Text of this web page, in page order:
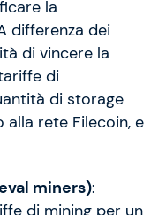
la
differenza dei
di vincere la
di
di storage
rete Filecoin, e
miners):
di mining per un